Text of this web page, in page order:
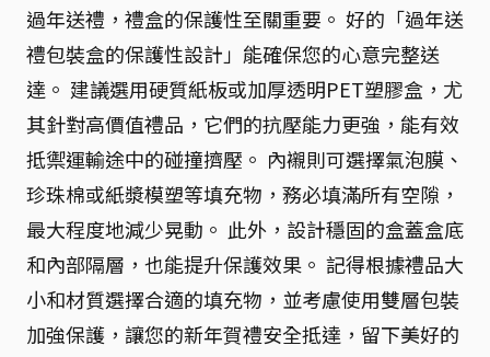
過年送禮，禮盒的保護性至關重要。 好的「過年送
禮包裝盒的保護性設計」能確保您的心意完整送
達。 建議選用硬質紙板或加厚透明PET塑膠盒，尤
其針對高價值禮品，它們的抗壓能力更強，能有效
抵禦運輸途中的碰撞擠壓。 內襯則可選擇氣泡膜、
珍珠棉或紙漿模塑等填充物，務必填滿所有空隙，
最大程度地減少晃動。 此外，設計穩固的盒蓋盒底
和內部隔層，也能提升保護效果。 記得根據禮品大
小和材質選擇合適的填充物，並考慮使用雙層包裝
加強保護，讓您的新年賀禮安全抵達，留下美好的